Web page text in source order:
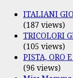
ITALIANI
(187 views)
TRICOLORI
(105 views)
PISTA, ORO
(96 views)